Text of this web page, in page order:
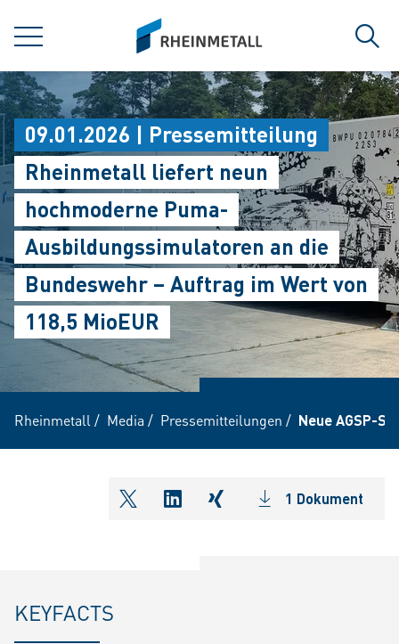
MENÜ
siteLogo
09.01.2026 | Pressemitteilung
Rheinmetall liefert neun
hochmoderne Puma-
Ausbildungssimulatoren an die
Bundeswehr – Auftrag im Wert von
118,5 MioEUR
Rheinmetall / Media / Pressemitteilungen / Neue AGSP-
shareOntwitter
shareOnlinkedIn
shareOnxing1 Dokument
KEYFACTS